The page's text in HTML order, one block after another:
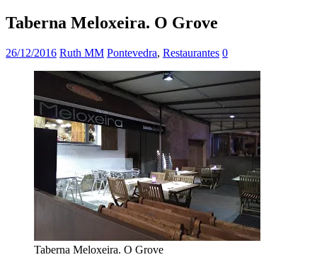
Taberna Meloxeira. O Grove
26/12/2016 Ruth MM Pontevedra, Restaurantes 0
Taberna Meloxeira. O Grove